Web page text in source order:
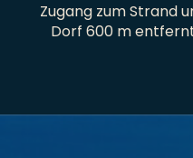
Zugang zum Strand
Dorf 600 m